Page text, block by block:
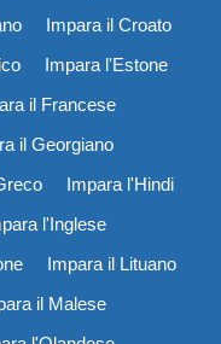
Impara il Croato
Impara l'Estone
il Francese
il Georgiano
Impara l'Hindi
l'Inglese
Impara il Lituano
il Malese